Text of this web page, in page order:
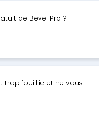
de Bevel Pro ?
trop fouilllie et ne vous